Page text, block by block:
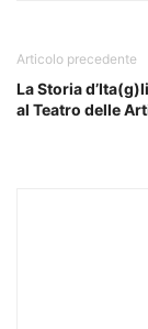
Articolo precedente
La Storia
al Teatro delle